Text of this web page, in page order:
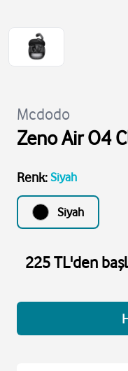
Mcdodo
Zeno Air O4
Renk: Siyah
Siyah
225 TL'den